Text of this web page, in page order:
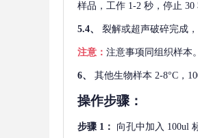
样品，工作 1-2 秒，停止 30
5.4、 裂解或超声破碎完成，
注意： 注意事项同组织样本。
6、 其他生物样本 2-8°C，
操作步骤：
步骤 1： 向孔中加入 100ul